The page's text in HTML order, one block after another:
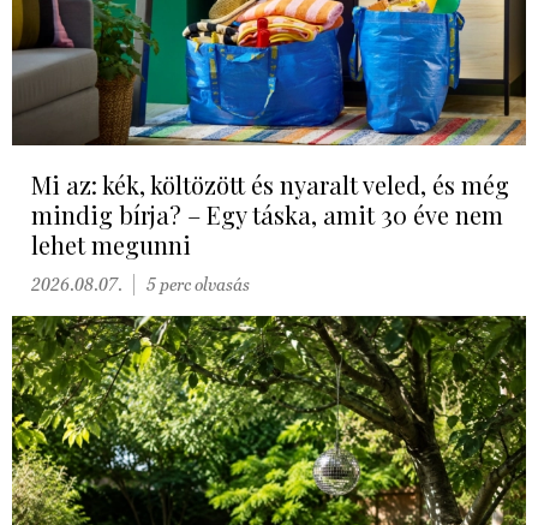
Mi az: kék, költözött és nyaralt veled, és még
mindig bírja? – Egy táska, amit 30 éve nem
lehet megunni
2026.08.07. 5 perc olvasás